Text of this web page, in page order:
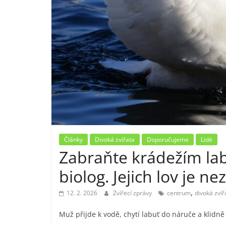
Články Divoká zvířata Doporučujeme Lidé
Zabraňte krádežím
biolog. Jejich lov je
12. 2. 2026 Zvířecí zprávy centrum, divoká
Muž přijde k vodě, chytí labuť do náruče a